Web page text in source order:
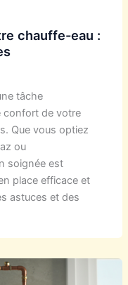
chauffe-eau :
tâche
confort de votre
Que vous optiez
ou
soignée est
place efficace et
astuces et des